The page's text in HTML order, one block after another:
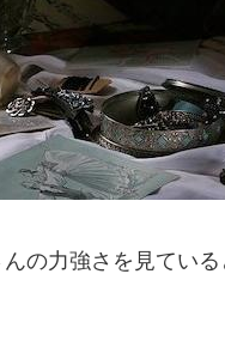
の力強さを見てい